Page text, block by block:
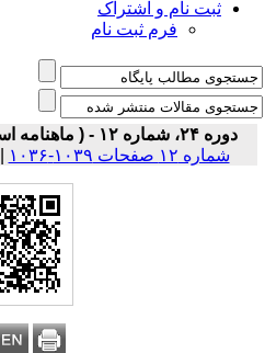
ثبت نام و اشتراک
فرم ثبت نام
دوره ۲۴، شماره ۱۲ - ( ماهنامه اسفند ۱۳۹۲ )
شماره ۱۲ صفحات ۱۰۳۹-۱۰۳۶
|